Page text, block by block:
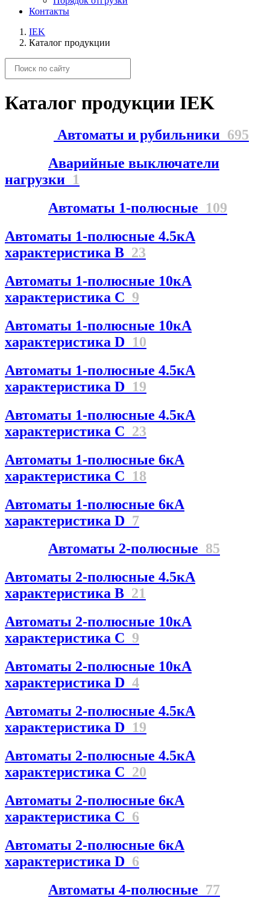
Контакты
IEK
Каталог продукции
Каталог продукции IEK
Автоматы и рубильники 695
Аварийные выключатели
нагрузки 1
Автоматы 1-полюсные 109
Автоматы 1-полюсные 4.5кА
характеристика В 23
Автоматы 1-полюсные 10кА
характеристика C 9
Автоматы 1-полюсные 10кА
характеристика D 10
Автоматы 1-полюсные 4.5кА
характеристика D 19
Автоматы 1-полюсные 4.5кА
характеристика С 23
Автоматы 1-полюсные 6кА
характеристика C 18
Автоматы 1-полюсные 6кА
характеристика D 7
Автоматы 2-полюсные 85
Автоматы 2-полюсные 4.5кА
характеристика В 21
Автоматы 2-полюсные 10кА
характеристика C 9
Автоматы 2-полюсные 10кА
характеристика D 4
Автоматы 2-полюсные 4.5кА
характеристика D 19
Автоматы 2-полюсные 4.5кА
характеристика С 20
Автоматы 2-полюсные 6кА
характеристика C 6
Автоматы 2-полюсные 6кА
характеристика D 6
Автоматы 4-полюсные 77